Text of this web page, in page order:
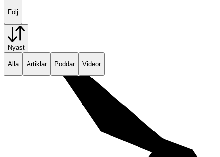
Följ
Nyast
Alla Artiklar Poddar Videor